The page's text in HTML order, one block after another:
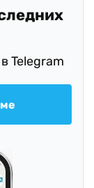
Telegram